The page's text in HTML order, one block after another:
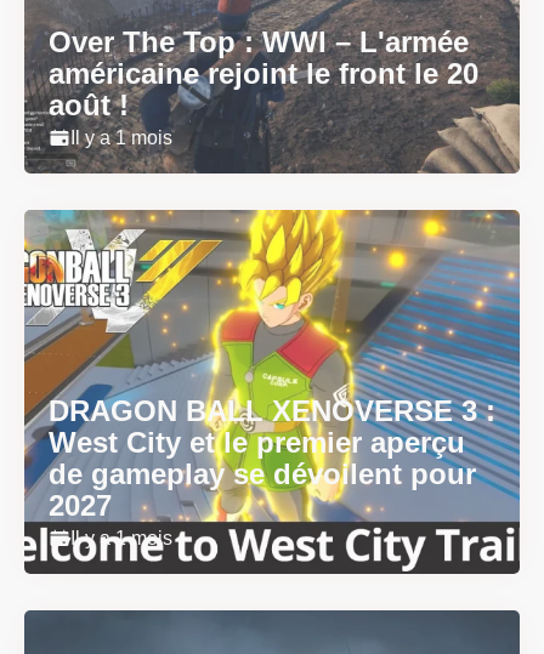
Over The Top : WWI – L'armée
américaine rejoint le front le 20
août !
Il y a 1 mois
DRAGON BALL XENOVERSE 3 :
West City et le premier aperçu
de gameplay se dévoilent pour
2027
Il y a 1 mois